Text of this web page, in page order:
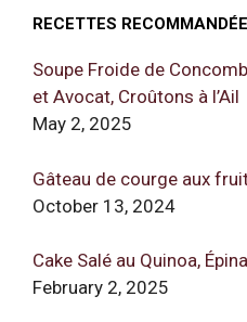
RECETTES
Soupe Froide de
et Avocat, Croûtons à l’Ail
May 2, 2025
Gâteau de courge aux
October 13, 2024
Cake Salé au Quinoa,
February 2, 2025